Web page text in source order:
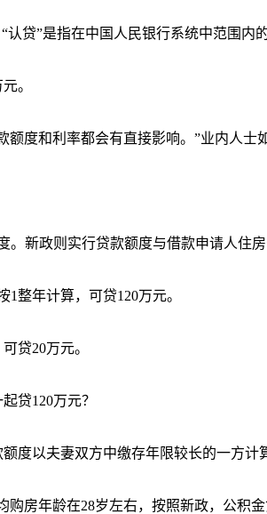
贷”是指在中国人民银行系统中范围内
。
度和利率都会有直接影响。”业内人士
新政则实行贷款额度与借款申请人住房
整年计算，可贷120万元。
贷20万元。
贷120万元？
度以夫妻双方中缴存年限较长的一方计
房年龄在28岁左右，按照新政，公积